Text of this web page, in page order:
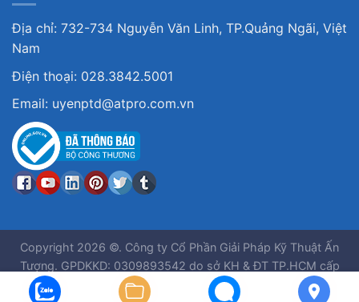
Địa chỉ: 732-734 Nguyễn Văn Linh, TP.Quảng Ngãi, Việt
Nam
Điện thoại: 028.3842.5001
Email: uyenptd@atpro.com.vn
Copyright 2026 ©. Công ty Cổ Phần Giải Pháp Kỹ Thuật Ấn
Tượng. GPDKKD: 0309893542 do sở KH & ĐT TP.HCM cấp
ngày 30/03/2010